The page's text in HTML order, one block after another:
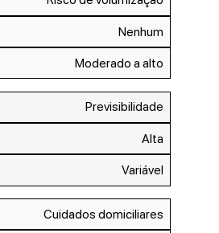
Nenhum
Moderado a alto
Previsibilidade
Alta
Variável
Cuidados domiciliares